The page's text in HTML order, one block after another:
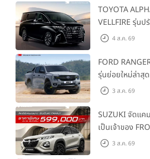
TOYOTA
VELLFIRE รุ่น
พร้อมรุ่นย่อยใหม่
4 ส.ค. 69
FORD
รุ่นย่อยใหม่ล่าสุ
เต็มไลน์อัป พร้อ
พร้อมลุย ด้วยรา
ต้นที่ 9.49 แสน
3 ส.ค. 69
SUZUKI จัดแค
เป็นเจ้าของ
ขึ้นสำหรับรุ่น GL
3 ส.ค. 69